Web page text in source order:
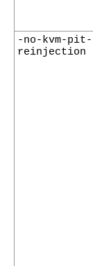
-no-kvm-pit-
reinjection